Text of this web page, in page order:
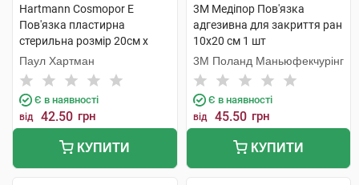
Hartmann Cosmopor E
Пов'язка пластирна
стерильна розмір 20см х
10см 1 шт
Паул Хартман
Є в наявності
від 42.50 грн
КУПИТИ
3M Медіпор Пов'язка
адгезивна для закриття ран
10х20 см 1 шт
3M Поланд Маньюфекчурінг
Є в наявності
від 45.50 грн
КУПИТИ